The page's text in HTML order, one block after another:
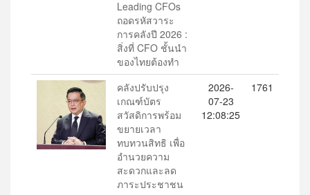
Leading CFOs
ถอดรหัสวาระ
การคลังปี 2026 :
สิ่งที่ CFO ชั้นนำ
ของไทยต้องทำ
คลังปรับปรุง
เกณฑ์บัตร
สวัสดิการพร้อม
ขยายเวลา
ทบทวนสิทธิ เพื่อ
อำนวยความ
สะดวกและลด
ภาระประชาชน
2026-
07-23
12:08:25
1761